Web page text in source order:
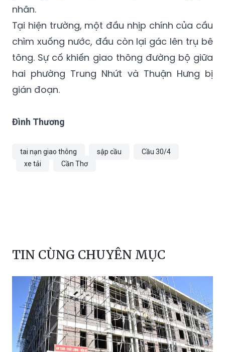
nhân.
Tại hiện trường, một đầu nhịp chính của cầu
chìm xuống nước, đầu còn lại gác lên trụ bê
tông. Sự cố khiến giao thông đường bộ giữa
hai phường Trung Nhứt và Thuận Hưng bị
gián đoạn.
Đình Thương
tai nạn giao thông sập cầu
Cầu 30/4
xe tải
Cần Thơ
TIN CÙNG CHUYÊN MỤC